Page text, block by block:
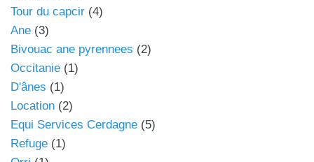
Tour du capcir (4)
Ane (3)
Bivouac ane pyrennees (2)
Occitanie (1)
D'ânes (1)
Location (2)
Equi Services Cerdagne (5)
Refuge (1)